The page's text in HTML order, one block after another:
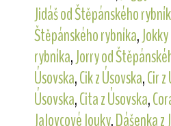
Jidáš od Štěpánského
Štěpánského rybníka,
rybníka,Jorry od
Úsovska,Cik z Úsovska,Cir
Úsovska,Cita z Úsovska,
Jalovcové louky,Dášenka